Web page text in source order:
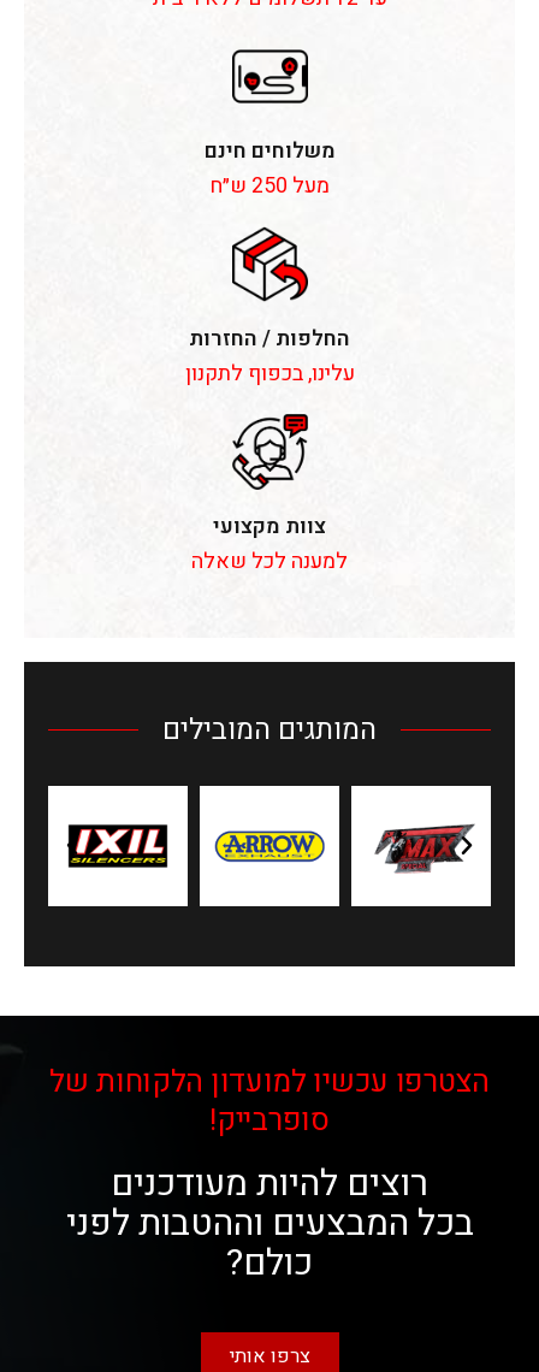
משלוחים חינם
מעל 250 ש״ח
החלפות / החזרות
עלינו, בכפוף לתקנון
צוות מקצועי
למענה לכל שאלה
המותגים המובילים
הצטרפו עכשיו למועדון הלקוחות של
סופרבייק!
רוצים להיות מעודכנים
בכל המבצעים וההטבות לפני
כולם?
צרפו אותי